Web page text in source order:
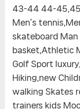
43-44 44-
Men’s
skateboard Man
basket,Athletic
Golf Sport
Hiking,new
walking Skates
trainers kids